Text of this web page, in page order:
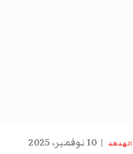
الهدهد 10 نوفمبر، 2025